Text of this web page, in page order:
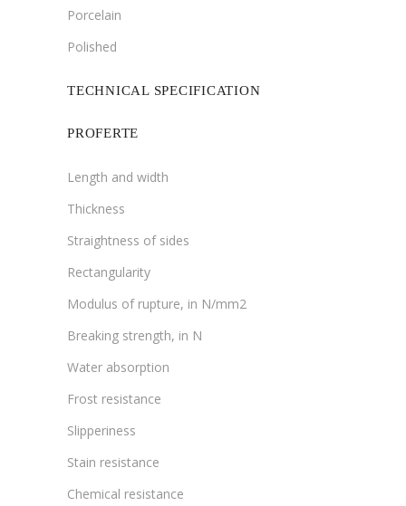
Porcelain
Polished
TECHNICAL SPECIFICATION
PROFERTE
Length and width
Thickness
Straightness of sides
Rectangularity
Modulus of rupture, in N/mm2
Breaking strength, in N
Water absorption
Frost resistance
Slipperiness
Stain resistance
Chemical resistance